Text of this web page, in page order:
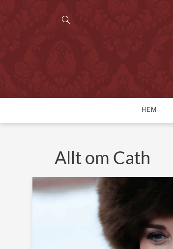
HEM
Allt om Cath